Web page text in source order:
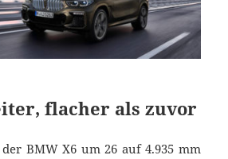
flacher als zuvor
BMW X6 um 26 auf 4.935 mm